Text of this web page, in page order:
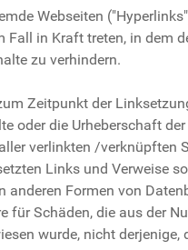
Webseiten
in Kraft treten, in dem
zu verhindern.
Zeitpunkt der
oder die Urheberschaft
verlinkten /verknüpften
Links und Verweise
Formen von
für Schäden, die aus der
wurde, nicht